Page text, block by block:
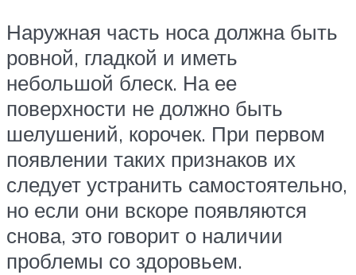
Наружная часть носа должна быть
ровной, гладкой и иметь
небольшой блеск. На ее
поверхности не должно быть
шелушений, корочек. При первом
появлении таких признаков их
следует устранить самостоятельно,
но если они вскоре появляются
снова, это говорит о наличии
проблемы со здоровьем.